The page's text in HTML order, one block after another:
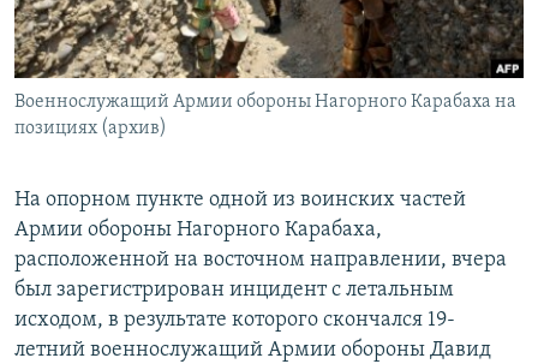
Հայերեն
English
Русский
Все сайты Радио Азатутюн
Военнослужащий Армии обороны Нагорного Карабаха на
позициях (архив)
На опорном пункте одной из воинских частей
Армии обороны Нагорного Карабаха,
расположенной на восточном направлении, вчера
был зарегистрирован инцидент с летальным
исходом, в результате которого скончался 19-
летний военнослужащий Армии обороны Давид